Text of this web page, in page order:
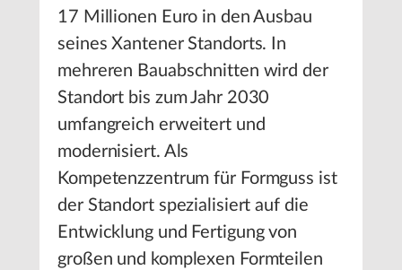
17 Millionen Euro in den Ausbau
seines Xantener Standorts. In
mehreren Bauabschnitten wird der
Standort bis zum Jahr 2030
umfangreich erweitert und
modernisiert. Als
Kompetenzzentrum für Formguss ist
der Standort spezialisiert auf die
Entwicklung und Fertigung von
großen und komplexen Formteilen